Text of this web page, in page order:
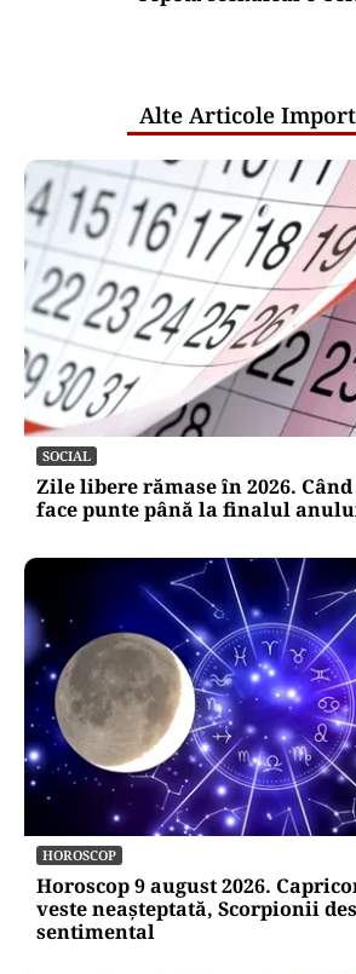
Alte Articole
SOCIAL
Zile libere rămase în 2026.
face punte până la finalul
HOROSCOP
Horoscop 9 august 2026.
veste neașteptată, Scorpionii
sentimental